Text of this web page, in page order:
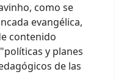
como se
evangélica,
contenido
y planes
de las